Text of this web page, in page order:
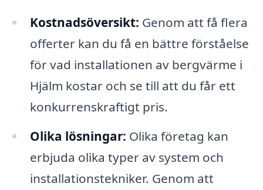
Kostnadsöversikt: Genom att få flera
offerter kan du få en bättre förståelse
för vad installationen av bergvärme i
Hjälm kostar och se till att du får ett
konkurrenskraftigt pris.
Olika lösningar: Olika företag kan
erbjuda olika typer av system och
installationstekniker. Genom att